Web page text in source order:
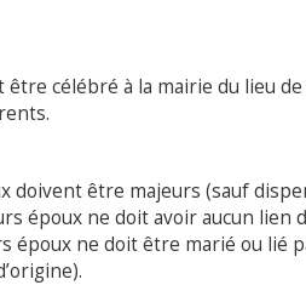
être célébré à la mairie du lieu
doivent être majeurs (sauf
époux ne doit avoir aucun lien
époux ne doit être marié ou lié